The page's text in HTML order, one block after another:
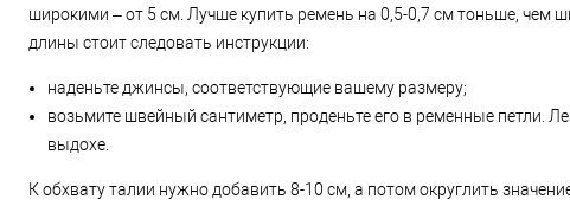
широкими – от 5 см. Лучше купить ремень на 0,5-0,7 см тоньше, чем
длины стоит следовать инструкции:
наденьте джинсы, соответствующие вашему размеру;
возьмите швейный сантиметр, проденьте его в ременные петли.
выдохе.
К обхвату талии нужно добавить 8-10 см, а потом округлить